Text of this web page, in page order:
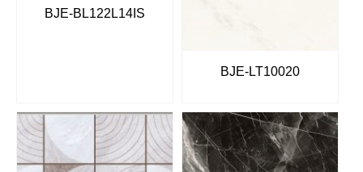
BJE-BL122L14IS
BJE-LT10020